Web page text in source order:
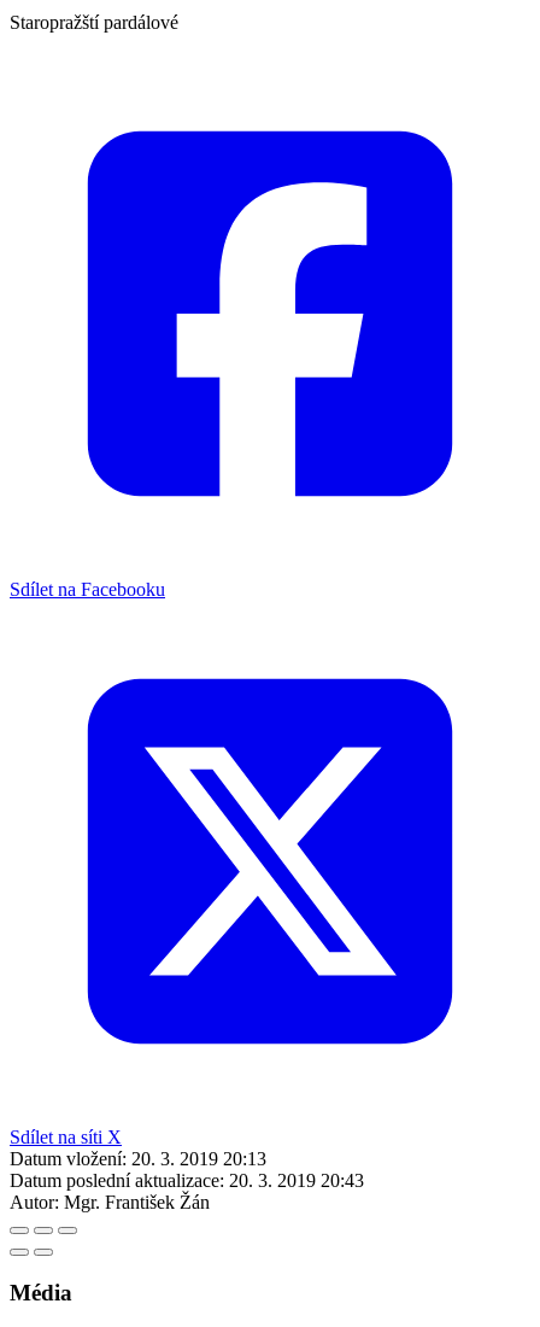
Staropražští pardálové
Sdílet na Facebooku
Sdílet na síti X
Datum vložení: 20. 3. 2019 20:13
Datum poslední aktualizace: 20. 3. 2019 20:43
Autor: Mgr. František Žán
Média